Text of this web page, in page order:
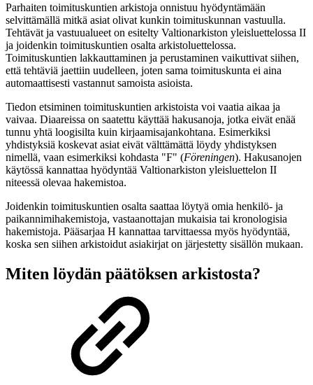
Parhaiten toimituskuntien arkistoja onnistuu hyödyntämään
selvittämällä mitkä asiat olivat kunkin toimituskunnan vastuulla.
Tehtävät ja vastuualueet on esitelty Valtionarkiston yleisluettelossa II
ja joidenkin toimituskuntien osalta arkistoluettelossa.
Toimituskuntien lakkauttaminen ja perustaminen vaikuttivat siihen,
että tehtäviä jaettiin uudelleen, joten sama toimituskunta ei aina
automaattisesti vastannut samoista asioista.
Tiedon etsiminen toimituskuntien arkistoista voi vaatia aikaa ja
vaivaa. Diaareissa on saatettu käyttää hakusanoja, jotka eivät enää
tunnu yhtä loogisilta kuin kirjaamisajankohtana. Esimerkiksi
yhdistyksiä koskevat asiat eivät välttämättä löydy yhdistyksen
nimellä, vaan esimerkiksi kohdasta "F" (Föreningen). Hakusanojen
käytössä kannattaa hyödyntää Valtionarkiston yleisluettelon II
niteessä olevaa hakemistoa.
Joidenkin toimituskuntien osalta saattaa löytyä omia henkilö- ja
paikannimihakemistoja, vastaanottajan mukaisia tai kronologisia
hakemistoja. Pääsarjaa H kannattaa tarvittaessa myös hyödyntää,
koska sen siihen arkistoidut asiakirjat on järjestetty sisällön mukaan.
Miten löydän päätöksen arkistosta?